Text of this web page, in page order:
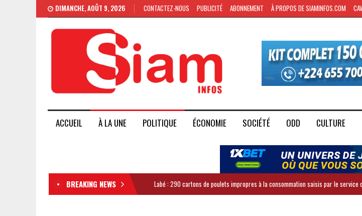
DIMANCHE, AOÛT 9, 2026 CONTACTEZ-NOUS PUBLICITÉ ABONNEMENT À PROPOS DE SIAMINFOS.COM
ACCUEIL À LA UNE POLITIQUE ÉCONOMIE SOCIÉTÉ ODD CULTURE
BREAKING NEWS Labé : 290 cartons de poulets impropres à la consommation saisis par le service